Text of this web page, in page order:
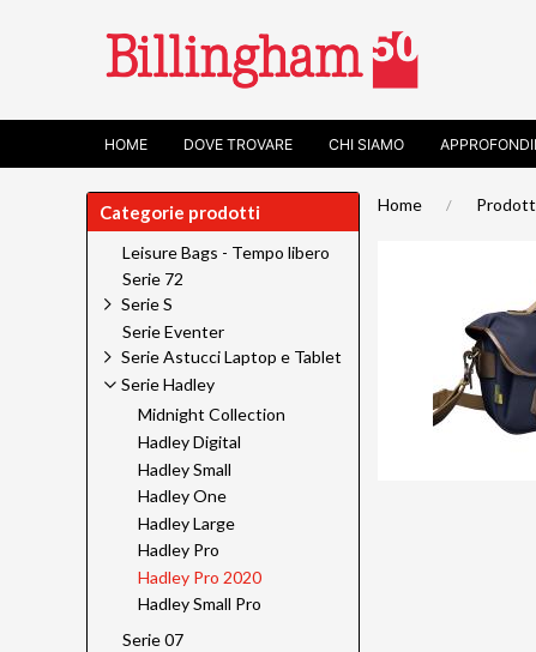
HOME DOVE TROVARE CHI SIAMO
Home
Categorie prodotti
Leisure Bags - Tempo libero
Serie 72
Serie S
Serie Eventer
Serie Astucci Laptop e Tablet
Serie Hadley
Midnight Collection
Hadley Digital
Hadley Small
Hadley One
Hadley Large
Hadley Pro
Hadley Pro 2020
Hadley Small Pro
Serie 07